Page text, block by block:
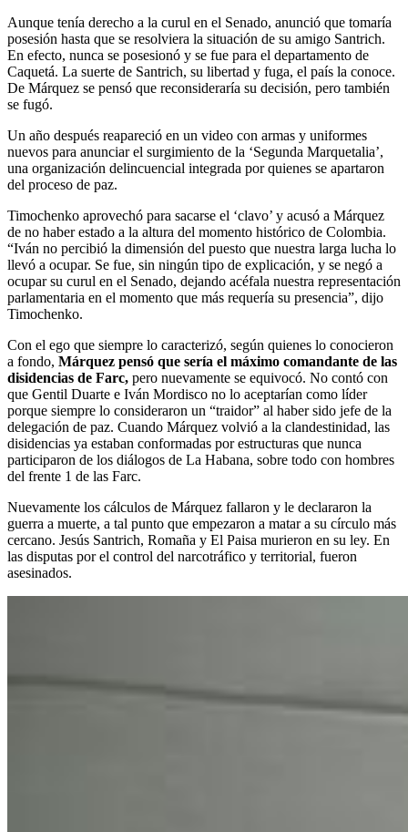
Aunque tenía derecho a la curul en el Senado, anunció que tomaría
posesión hasta que se resolviera la situación de su amigo Santrich.
En efecto, nunca se posesionó y se fue para el departamento de
Caquetá. La suerte de Santrich, su libertad y fuga, el país la conoce.
De Márquez se pensó que reconsideraría su decisión, pero también
se fugó.
Un año después reapareció en un video con armas y uniformes
nuevos para anunciar el surgimiento de la ‘Segunda Marquetalia’,
una organización delincuencial integrada por quienes se apartaron
del proceso de paz.
Timochenko aprovechó para sacarse el ‘clavo’ y acusó a Márquez
de no haber estado a la altura del momento histórico de Colombia.
“Iván no percibió la dimensión del puesto que nuestra larga lucha lo
llevó a ocupar. Se fue, sin ningún tipo de explicación, y se negó a
ocupar su curul en el Senado, dejando acéfala nuestra representación
parlamentaria en el momento que más requería su presencia”, dijo
Timochenko.
Con el ego que siempre lo caracterizó, según quienes lo conocieron
a fondo, Márquez pensó que sería el máximo comandante de las
disidencias de Farc, pero nuevamente se equivocó. No contó con
que Gentil Duarte e Iván Mordisco no lo aceptarían como líder
porque siempre lo consideraron un “traidor” al haber sido jefe de la
delegación de paz. Cuando Márquez volvió a la clandestinidad, las
disidencias ya estaban conformadas por estructuras que nunca
participaron de los diálogos de La Habana, sobre todo con hombres
del frente 1 de las Farc.
Nuevamente los cálculos de Márquez fallaron y le declararon la
guerra a muerte, a tal punto que empezaron a matar a su círculo más
cercano. Jesús Santrich, Romaña y El Paisa murieron en su ley. En
las disputas por el control del narcotráfico y territorial, fueron
asesinados.